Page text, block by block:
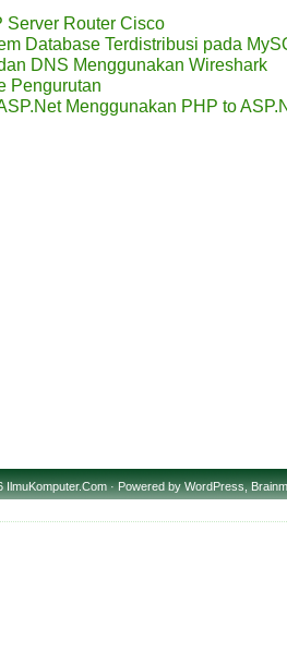
Server Router Cisco
Database Terdistribusi pada
DNS Menggunakan Wireshark
Pengurutan
Menggunakan PHP to
· Powered byWordPress,